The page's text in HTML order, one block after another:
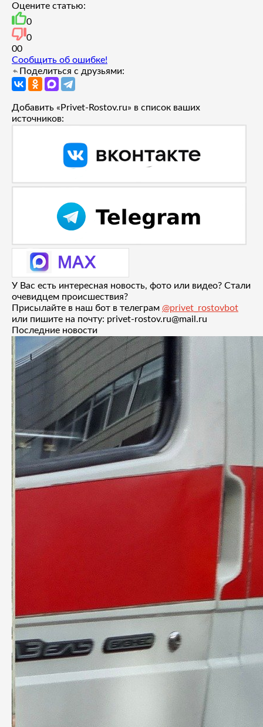
Оцените статью:
0
0
00
Сообщить об ошибке!
Поделиться с друзьями:
Добавить «Privet-Rostov.ru» в список ваших
источников:
У Вас есть интересная новость, фото или видео? Стали
очевидцем происшествия?
Присылайте в наш бот в телеграм @privet_rostovbot
или пишите на почту: privet-rostov.ru@mail.ru
Последние новости